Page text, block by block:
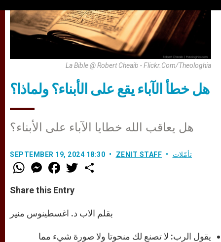
La Bible @ Robert Cheaib - Flickr.com/theologhia
هل خطأ الآباء يقع على الأبناء؟ ولماذا؟
هل يعاقب الله خطايا الآباء على الأبناء؟
SEPTEMBER 19, 2024 18:30 ZENIT STAFF تأمّلات
W
h
t
s
p
M
e
s
e
g
e
F
a
e
b
o
k
w
Share this Entry
بقلم الاب د. اغسطينوس منير
يقول الرب: لا تصنع لك منحوتا ولا صورة شيء مما